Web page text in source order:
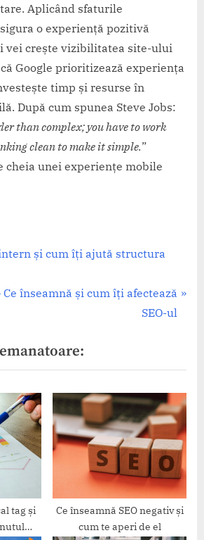
Aplicând sfaturile
o experiență pozitivă
vei crește vizibilitatea site-ului
Google prioritizează experiența
timp și resurse în
După cum spunea Steve Jobs:
than complex; you have to work
clean to make it simple.”
cheia unei experiențe mobile
și cum îți ajută structura
Ce înseamnă și cum îți afectează
SEO-ul
tag și
Ce înseamnă SEO negativ și
cum te aperi de el